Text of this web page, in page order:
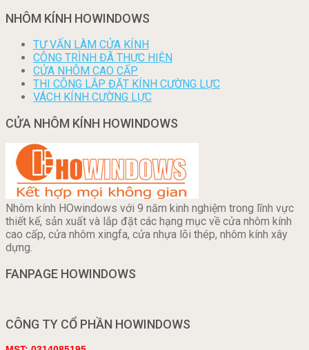
NHÔM KÍNH HOWINDOWS
TƯ VẤN LÀM CỬA KÍNH
CÔNG TRÌNH ĐÃ THỰC HIỆN
CỬA NHÔM CAO CẤP
THI CÔNG LẮP ĐẶT KÍNH CƯỜNG LỰC
VÁCH KÍNH CƯỜNG LỰC
CỬA NHÔM KÍNH HOWINDOWS
Nhôm kính HOwindows với 9 năm kinh nghiệm trong lĩnh vực
thiết kế, sản xuất và lắp đặt các hạng mục về cửa nhôm kính
cao cấp, cửa nhôm xingfa, cửa nhựa lõi thép, nhôm kính xây
dựng.
FANPAGE HOWINDOWS
CÔNG TY CỔ PHẦN HOWINDOWS